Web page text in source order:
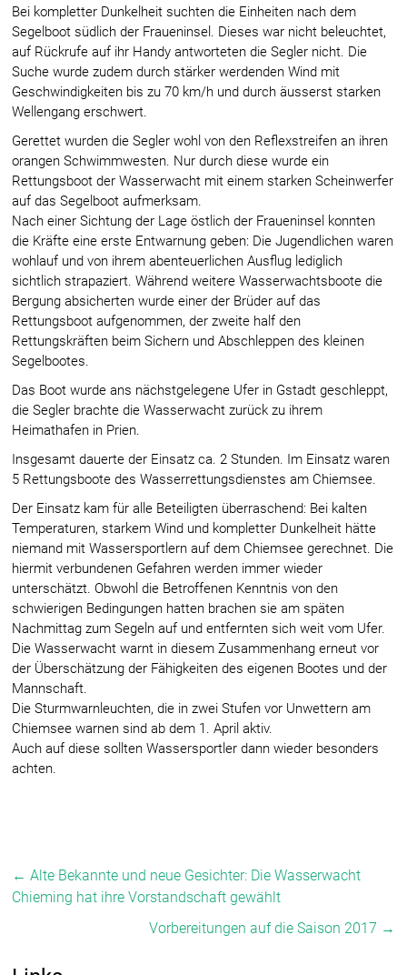
Bei kompletter Dunkelheit suchten die Einheiten nach dem
Segelboot südlich der Fraueninsel. Dieses war nicht beleuchtet,
auf Rückrufe auf ihr Handy antworteten die Segler nicht. Die
Suche wurde zudem durch stärker werdenden Wind mit
Geschwindigkeiten bis zu 70 km/h und durch äusserst starken
Wellengang erschwert.
Gerettet wurden die Segler wohl von den Reflexstreifen an ihren
orangen Schwimmwesten. Nur durch diese wurde ein
Rettungsboot der Wasserwacht mit einem starken Scheinwerfer
auf das Segelboot aufmerksam.
Nach einer Sichtung der Lage östlich der Fraueninsel konnten
die Kräfte eine erste Entwarnung geben: Die Jugendlichen waren
wohlauf und von ihrem abenteuerlichen Ausflug lediglich
sichtlich strapaziert. Während weitere Wasserwachtsboote die
Bergung absicherten wurde einer der Brüder auf das
Rettungsboot aufgenommen, der zweite half den
Rettungskräften beim Sichern und Abschleppen des kleinen
Segelbootes.
Das Boot wurde ans nächstgelegene Ufer in Gstadt geschleppt,
die Segler brachte die Wasserwacht zurück zu ihrem
Heimathafen in Prien.
Insgesamt dauerte der Einsatz ca. 2 Stunden. Im Einsatz waren
5 Rettungsboote des Wasserrettungsdienstes am Chiemsee.
Der Einsatz kam für alle Beteiligten überraschend: Bei kalten
Temperaturen, starkem Wind und kompletter Dunkelheit hätte
niemand mit Wassersportlern auf dem Chiemsee gerechnet. Die
hiermit verbundenen Gefahren werden immer wieder
unterschätzt. Obwohl die Betroffenen Kenntnis von den
schwierigen Bedingungen hatten brachen sie am späten
Nachmittag zum Segeln auf und entfernten sich weit vom Ufer.
Die Wasserwacht warnt in diesem Zusammenhang erneut vor
der Überschätzung der Fähigkeiten des eigenen Bootes und der
Mannschaft.
Die Sturmwarnleuchten, die in zwei Stufen vor Unwettern am
Chiemsee warnen sind ab dem 1. April aktiv.
Auch auf diese sollten Wassersportler dann wieder besonders
achten.
← Alte Bekannte und neue Gesichter: Die Wasserwacht
Chieming hat ihre Vorstandschaft gewählt
Vorbereitungen auf die Saison 2017 →